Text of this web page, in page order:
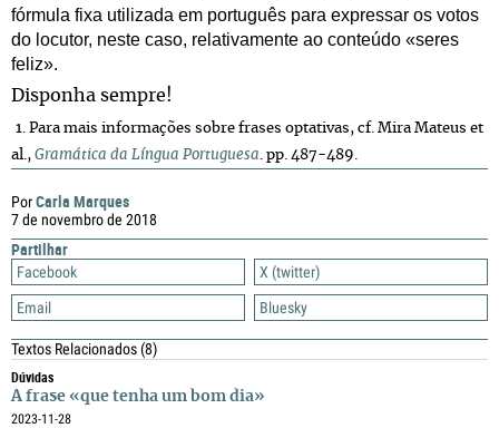
PorCarla Marques
7 de novembro de 2018
Partilhar
Facebook
X (twitter)
Email
Bluesky
Textos Relacionados(8)
Dúvidas
A frase «que tenha um bom dia»
2023-11-28
fórmula fixa utilizada em português para expressar os votos
do locutor, neste caso, relativamente ao conteúdo «seres
feliz».
Disponha sempre!
1. Para mais informações sobre frases optativas, cf. Mira Mateus et
al., Gramática da Língua Portuguesa. pp. 487-489.